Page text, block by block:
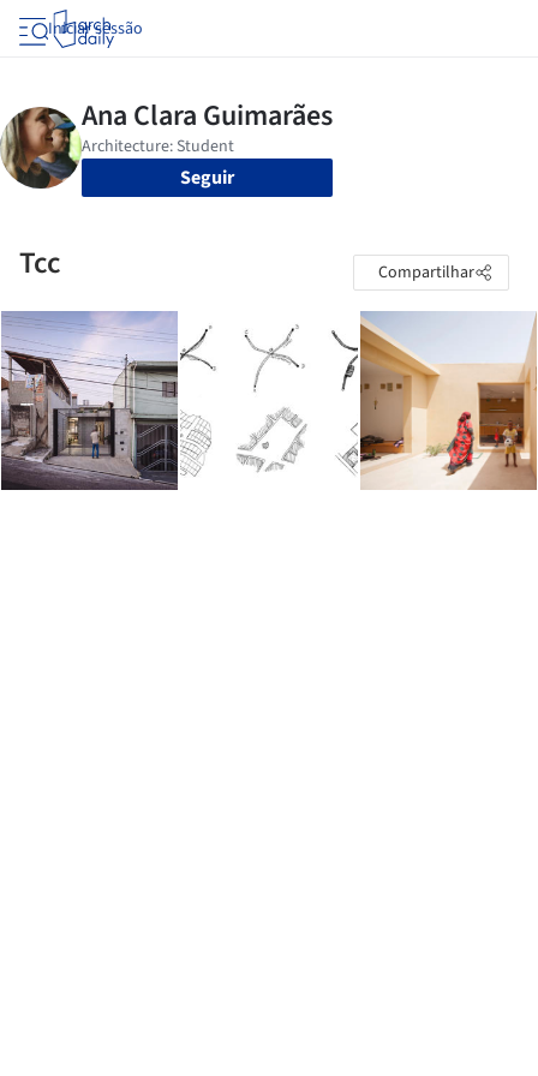
Iniciar sessão
Seguir
Tcc Compartilhar